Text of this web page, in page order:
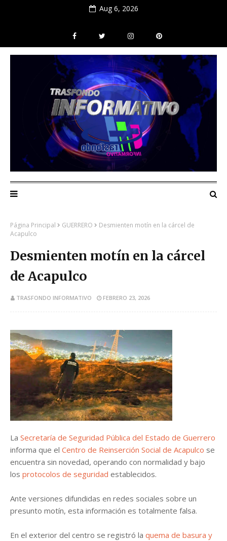
Aug 6, 2026
Página Principal GUERRERO
Desmienten motín en la cárcel de
Acapulco
Desmienten motín en la cárcel
de Acapulco
TRASFONDO INFORMATIVO FEBRERO 23, 2026
La Secretaría de Seguridad Pública del Estado de Guerrero
informa que el Centro de Reinserción Social de Acapulco se
encuentra sin novedad, operando con normalidad y bajo
los protocolos de seguridad establecidos.
Ante versiones difundidas en redes sociales sobre un
presunto motín, esta información es totalmente falsa.
En el exterior del centro se registró la quema de basura y